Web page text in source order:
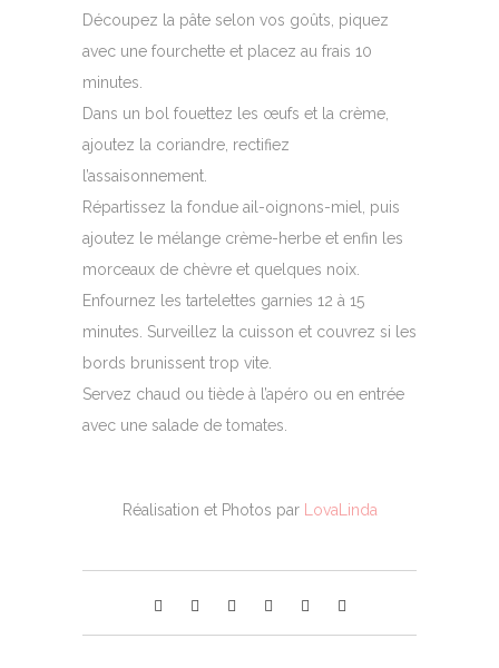
Découpez la pâte selon vos goûts, piquez
avec une fourchette et placez au frais 10
minutes.
Dans un bol fouettez les œufs et la crème,
ajoutez la coriandre, rectifiez
l’assaisonnement.
Répartissez la fondue ail-oignons-miel, puis
ajoutez le mélange crème-herbe et enfin les
morceaux de chèvre et quelques noix.
Enfournez les tartelettes garnies 12 à 15
minutes. Surveillez la cuisson et couvrez si les
bords brunissent trop vite.
Servez chaud ou tiède à l’apéro ou en entrée
avec une salade de tomates.
Réalisation et Photos par LovaLinda